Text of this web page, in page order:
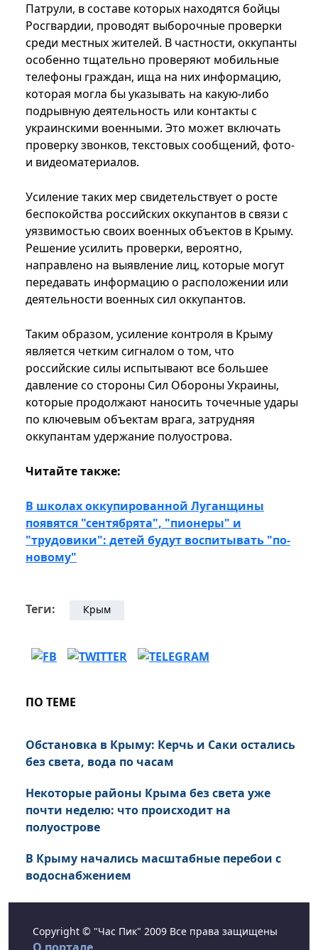
Патрули, в составе которых находятся бойцы
Росгвардии, проводят выборочные проверки
среди местных жителей. В частности, оккупанты
особенно тщательно проверяют мобильные
телефоны граждан, ища на них информацию,
которая могла бы указывать на какую-либо
подрывную деятельность или контакты с
украинскими военными. Это может включать
проверку звонков, текстовых сообщений, фото-
и видеоматериалов.
Усиление таких мер свидетельствует о росте
беспокойства российских оккупантов в связи с
уязвимостью своих военных объектов в Крыму.
Решение усилить проверки, вероятно,
направлено на выявление лиц, которые могут
передавать информацию о расположении или
деятельности военных сил оккупантов.
Таким образом, усиление контроля в Крыму
является четким сигналом о том, что
российские силы испытывают все большее
давление со стороны Сил Обороны Украины,
которые продолжают наносить точечные удары
по ключевым объектам врага, затрудняя
оккупантам удержание полуострова.
Читайте также:
В школах оккупированной Луганщины
появятся "сентябрята", "пионеры" и
"трудовики": детей будут воспитывать "по-
новому"
Теги: Крым
ПО ТЕМЕ
Обстановка в Крыму: Керчь и Саки остались
без света, вода по часам
Некоторые районы Крыма без света уже
почти неделю: что происходит на
полуострове
В Крыму начались масштабные перебои с
водоснабжением
Copyright © "Час Пик" 2009 Все права защищены